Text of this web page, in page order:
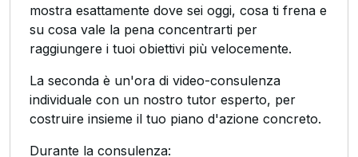
mostra esattamente dove sei oggi, cosa ti frena e
su cosa vale la pena concentrarti per
raggiungere i tuoi obiettivi più velocemente.
La seconda è un'ora di video-consulenza
individuale con un nostro tutor esperto, per
costruire insieme il tuo piano d'azione concreto.
Durante la consulenza: